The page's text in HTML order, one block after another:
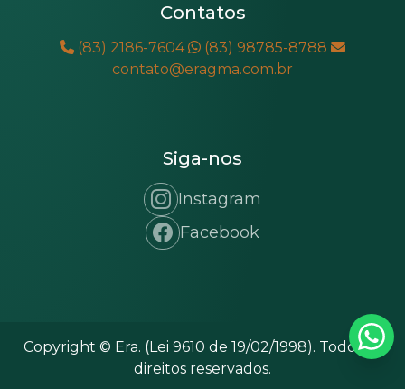
Contatos
(83) 2186-7604
(83) 98785-8788
contato@eragma.com.br
Siga-nos
Instagram
Facebook
Copyright © Era. (Lei 9610 de 19/02/1998). Todos os
direitos reservados.